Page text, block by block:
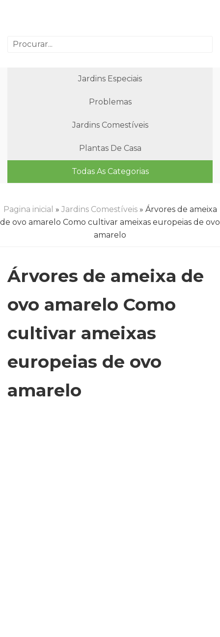
Jardins Especiais
Problemas
Jardins Comestíveis
Plantas De Casa
Todas As Categorias
Pagina inicial » Jardins Comestíveis» Árvores de ameixa
de ovo amarelo Como cultivar ameixas europeias de ovo
amarelo
Árvores de ameixa de
ovo amarelo Como
cultivar ameixas
europeias de ovo
amarelo